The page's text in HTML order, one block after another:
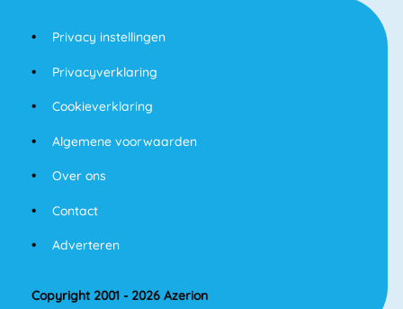
Privacy instellingen
Privacyverklaring
Cookieverklaring
Algemene voorwaarden
Over ons
Contact
Adverteren
Copyright 2001 - 2026 Azerion